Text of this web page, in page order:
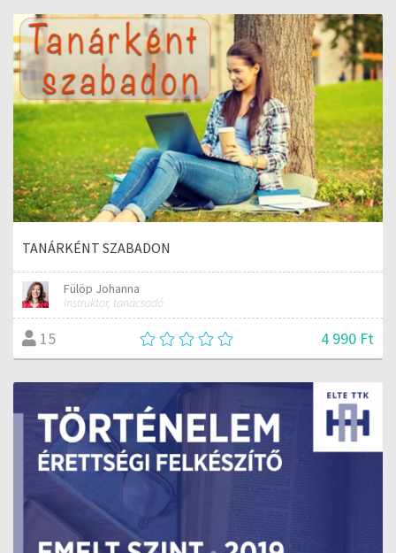
TANÁRKÉNT SZABADON
Fülöp Johanna
instruktor, tanácsadó
15 4 990 Ft